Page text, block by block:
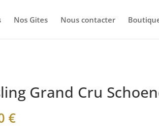
Nos Gites Nous contacter
Grand Cru
€